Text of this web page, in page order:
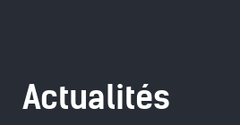
Actualités